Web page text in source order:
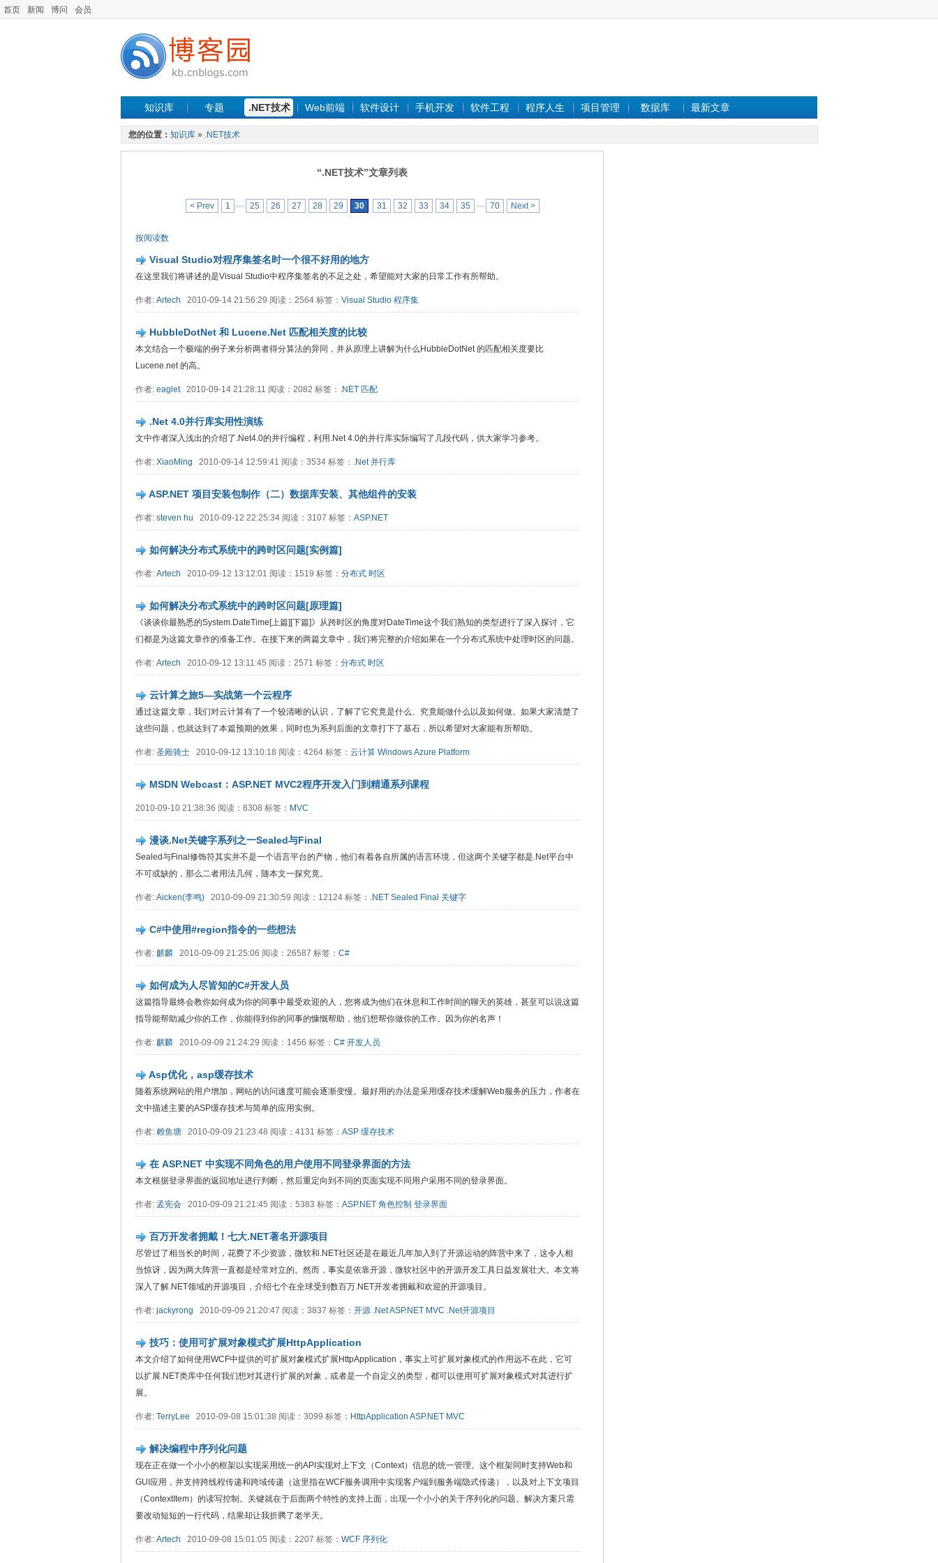
首页 新闻 博问 会员
知识库 专题 .NET技术 Web前端 软件设计 手机开发 软件工程 程序人生 项目管理 数据库 最新文章
您的位置： 知识库 » .NET技术
“.NET技术”文章列表
< Prev 1 ··· 25 26 27 28 29 30 31 32 33 34 35 ··· 70 Next >
按阅读数
Visual Studio对程序集签名时一个很不好用的地方
在这里我们将讲述的是Visual Studio中程序集签名的不足之处，希望能对大家的日常工作有所帮助。
作者: Artech 2010-09-14 21:56:29 阅读：2564 标签： Visual Studio 程序集
HubbleDotNet 和 Lucene.Net 匹配相关度的比较
本文结合一个极端的例子来分析两者得分算法的异同，并从原理上讲解为什么HubbleDotNet 的匹配相关度要比
Lucene.net 的高。
作者: eaglet2010-09-14 21:28:11 阅读：2082 标签： .NET 匹配
.Net 4.0并行库实用性演练
文中作者深入浅出的介绍了.Net4.0的并行编程，利用.Net 4.0的并行库实际编写了几段代码，供大家学习参考。
作者: XiaoMing 2010-09-14 12:59:41 阅读：3534 标签： .Net 并行库
ASP.NET 项目安装包制作（二）数据库安装、其他组件的安装
作者: steven hu 2010-09-12 22:25:34 阅读：3107 标签： ASP.NET
如何解决分布式系统中的跨时区问题[实例篇]
作者: Artech 2010-09-12 13:12:01 阅读：1519 标签： 分布式 时区
如何解决分布式系统中的跨时区问题[原理篇]
《谈谈你最熟悉的System.DateTime[上篇][下篇]》从跨时区的角度对DateTime这个我们熟知的类型进行了深入探讨，它
们都是为这篇文章作的准备工作。在接下来的两篇文章中，我们将完整的介绍如果在一个分布式系统中处理时区的问题。
作者: Artech 2010-09-12 13:11:45 阅读：2571 标签： 分布式 时区
云计算之旅5—实战第一个云程序
通过这篇文章，我们对云计算有了一个较清晰的认识，了解了它究竟是什么、究竟能做什么以及如何做。如果大家清楚了
这些问题，也就达到了本篇预期的效果，同时也为系列后面的文章打下了基石，所以希望对大家能有所帮助。
作者: 圣殿骑士 2010-09-12 13:10:18 阅读：4264 标签： 云计算 Windows Azure Platform
MSDN Webcast：ASP.NET MVC2程序开发入门到精通系列课程
2010-09-10 21:38:36 阅读：8308 标签： MVC
漫谈.Net关键字系列之一Sealed与Final
Sealed与Final修饰符其实并不是一个语言平台的产物，他们有着各自所属的语言环境，但这两个关键字都是.Net平台中
不可或缺的，那么二者用法几何，随本文一探究竟。
作者: Aicken(李鸣) 2010-09-09 21:30:59 阅读：12124 标签： .NET Sealed Final 关键字
C#中使用#region指令的一些想法
作者: 麒麟 2010-09-09 21:25:06 阅读：26587 标签： C#
如何成为人尽皆知的C#开发人员
这篇指导最终会教你如何成为你的同事中最受欢迎的人，您将成为他们在休息和工作时间的聊天的英雄，甚至可以说这篇
指导能帮助减少你的工作，你能得到你的同事的慷慨帮助，他们想帮你做你的工作。因为你的名声！
作者: 麒麟 2010-09-09 21:24:29 阅读：1456 标签： C# 开发人员
Asp优化，asp缓存技术
随着系统网站的用户增加，网站的访问速度可能会逐渐变慢。最好用的办法是采用缓存技术缓解Web服务的压力，作者在
文中描述主要的ASP缓存技术与简单的应用实例。
作者: 赖鱼塘 2010-09-09 21:23:48 阅读：4131 标签： ASP 缓存技术
在 ASP.NET 中实现不同角色的用户使用不同登录界面的方法
本文根据登录界面的返回地址进行判断，然后重定向到不同的页面实现不同用户采用不同的登录界面。
作者: 孟宪会 2010-09-09 21:21:45 阅读：5383 标签： ASP.NET 角色控制 登录界面
百万开发者拥戴！七大.NET著名开源项目
尽管过了相当长的时间，花费了不少资源，微软和.NET社区还是在最近几年加入到了开源运动的阵营中来了，这令人相
当惊讶，因为两大阵营一直都是经常对立的。然而，事实是依靠开源，微软社区中的开源开发工具日益发展壮大。本文将
深入了解.NET领域的开源项目，介绍七个在全球受到数百万.NET开发者拥戴和欢迎的开源项目。
作者: jackyrong 2010-09-09 21:20:47 阅读：3837 标签： 开源 .NetASP.NET MVC .Net开源项目
技巧：使用可扩展对象模式扩展HttpApplication
本文介绍了如何使用WCF中提供的可扩展对象模式扩展HttpApplication，事实上可扩展对象模式的作用远不在此，它可
以扩展.NET类库中任何我们想对其进行扩展的对象，或者是一个自定义的类型，都可以使用可扩展对象模式对其进行扩
展。
作者: TerryLee 2010-09-08 15:01:38 阅读：3099 标签： HttpApplication ASP.NET MVC
解决编程中序列化问题
现在正在做一个小小的框架以实现采用统一的API实现对上下文（Context）信息的统一管理。这个框架同时支持Web和
GUI应用，并支持跨线程传递和跨域传递（这里指在WCF服务调用中实现客户端到服务端隐式传递），以及对上下文项目
（ContextItem）的读写控制。关键就在于后面两个特性的支持上面，出现一个小小的关于序列化的问题。解决方案只需
要改动短短的一行代码，结果却让我折腾了老半天。
作者: Artech 2010-09-08 15:01:05 阅读：2207 标签： WCF 序列化